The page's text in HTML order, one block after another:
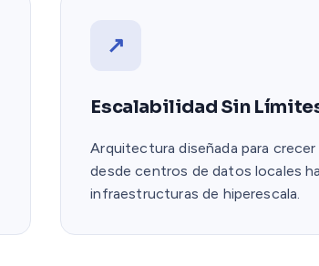
↗
Escalabilidad Sin
Arquitectura diseñada para
desde centros de datos locales
infraestructuras de hiperescala.